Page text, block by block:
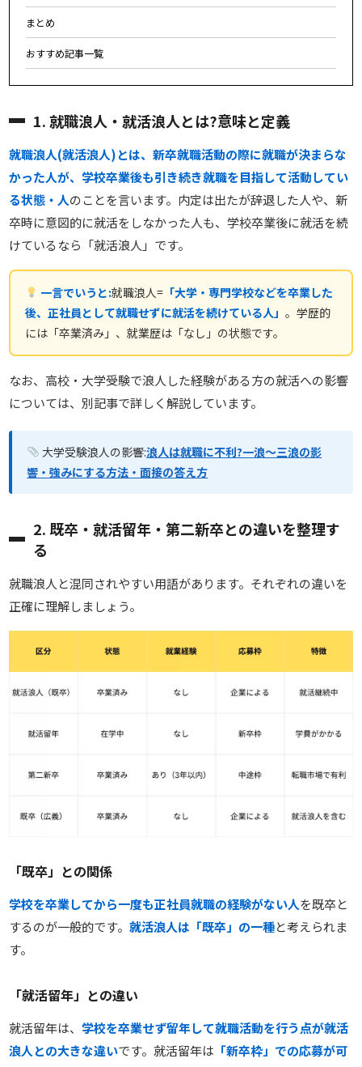
まとめ
おすすめ記事一覧
1. 就職浪人・就活浪人とは?意味と定義
就職浪人(就活浪人)とは、新卒就職活動の際に就職が決まらな
かった人が、学校卒業後も引き続き就職を目指して活動してい
る状態・人のことを言います。内定は出たが辞退した人や、新
卒時に意図的に就活をしなかった人も、学校卒業後に就活を続
けているなら「就活浪人」です。
一言でいうと:就職浪人= 「大学・専門学校などを卒業した
後、正社員として就職せずに就活を続けている人」。学歴的
には「卒業済み」、就業歴は「なし」の状態です。
なお、高校・大学受験で浪人した経験がある方の就活への影響
については、別記事で詳しく解説しています。
大学受験浪人の影響:浪人は就職に不利?一浪〜三浪の影
響・強みにする方法・面接の答え方
2. 既卒・就活留年・第二新卒との違いを整理す
る
就職浪人と混同されやすい用語があります。それぞれの違いを
正確に理解しましょう。
「既卒」との関係
学校を卒業してから一度も正社員就職の経験がない人を既卒と
するのが一般的です。就活浪人は「既卒」の一種と考えられま
す。
「就活留年」との違い
就活留年は、 学校を卒業せず留年して就職活動を行う点が就活
浪人との大きな違いです。就活留年は 「新卒枠」での応募が可